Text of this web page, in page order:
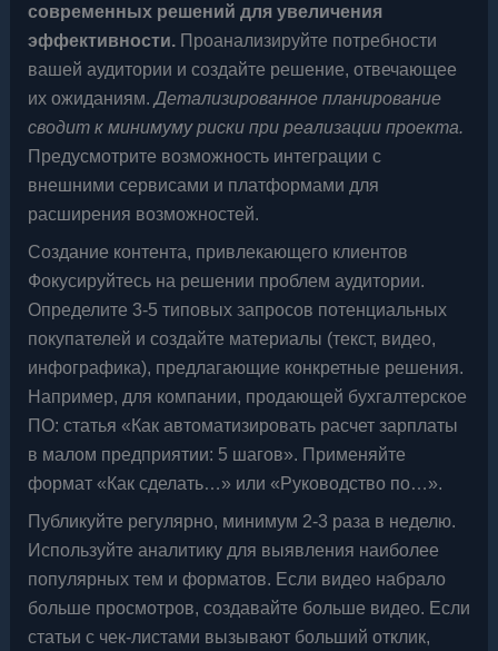
современных решений для увеличения
эффективности.Проанализируйте потребности
вашей аудитории и создайте решение, отвечающее
их ожиданиям. Детализированное планирование
сводит к минимуму риски при реализации проекта.
Предусмотрите возможность интеграции с
внешними сервисами и платформами для
расширения возможностей.
Создание контента, привлекающего клиентов
Фокусируйтесь на решении проблем аудитории.
Определите 3-5 типовых запросов потенциальных
покупателей и создайте материалы (текст, видео,
инфографика), предлагающие конкретные решения.
Например, для компании, продающей бухгалтерское
ПО: статья «Как автоматизировать расчет зарплаты
в малом предприятии: 5 шагов». Применяйте
формат «Как сделать…» или «Руководство по…».
Публикуйте регулярно, минимум 2-3 раза в неделю.
Используйте аналитику для выявления наиболее
популярных тем и форматов. Если видео набрало
больше просмотров, создавайте больше видео. Если
статьи с чек-листами вызывают больший отклик,